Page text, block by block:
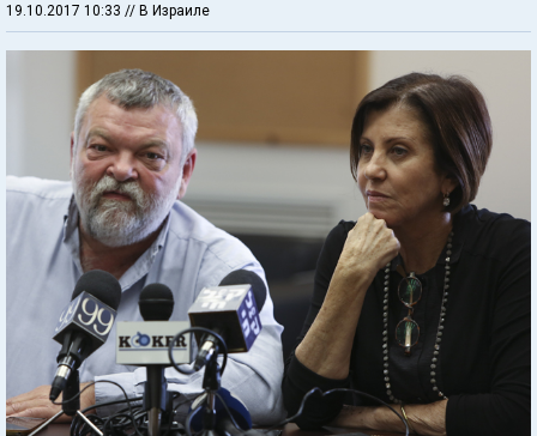
19.10.2017 10:33 // В Израиле